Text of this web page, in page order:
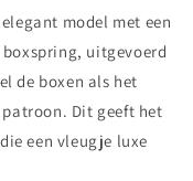
model met een
uitgevoerd
de boxen als het
Dit geeft het
een vleugje luxe